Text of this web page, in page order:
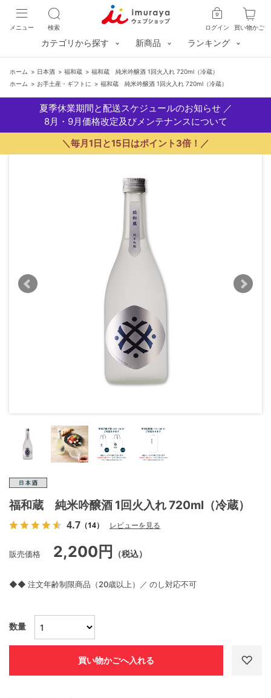
買い物かご
ログイン
検索
メニュー
カテゴリから探す 新商品 ランキング
ホーム > 日本酒 > 福和蔵 > 福和蔵 純米吟醸酒 1回火入れ 720ml（冷蔵）
ホーム > お手土産・ギフトに > 福和蔵 純米吟醸酒 1回火入れ 720ml（冷蔵）
夏季休業期間と配送スケジュールのお知らせ／
8月・9月価格改定及びメンテナンスについて
＼毎月1日と15日はポイント3倍！／
福和蔵 純米吟醸酒 1回火入れ 720ml（冷蔵）
4.7 （14） レビューを見る
◆◆ 注文年齢制限商品（20歳以上）／ のし対応不可
販売価格 2,200円 （税込）
数量